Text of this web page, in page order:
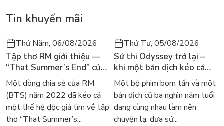
Tin khuyến mãi
Thứ Năm, 06/08/2026
Tập thơ RM giới thiệu —
“That Summer’s End” của
Lee Seong-bok ra mắt bản
tiếng Anh sau 4 năm gây
sốt
Một dòng chia sẻ của RM
(BTS) năm 2022 đã kéo cả
một thế hệ độc giả tìm về tập
thơ “That Summer’s...
Thứ Tư, 05/08/2026
Sử thi Odyssey trở lại –
khi một bản dịch kéo cả
thế giới về với văn học
kinh điển
Một bộ phim bom tấn và một
bản dịch cũ ba nghìn năm tuổi
đang cùng nhau làm nên
chuyện lạ: đưa sử...